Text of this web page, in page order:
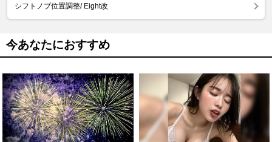
シフトノブ位置調整/ Eight改
今あなたにおすすめ